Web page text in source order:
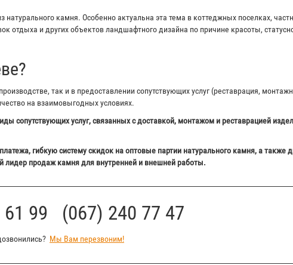
камня. Особенно актуальна эта тема в коттеджных поселках,
отдыха и других объектов ландшафтного дизайна по причине красоты,
так и в предоставлении сопутствующих услуг (реставрация,
на взаимовыгодных условиях.
сопутствующих услуг, связанных с доставкой, монтажом и реставрацией
гибкую систему скидок на оптовые партии натурального камня, а также
лидер продаж камня для внутренней и внешней работы.
61 99 (067) 240 77 47
Мы Вам перезвоним!